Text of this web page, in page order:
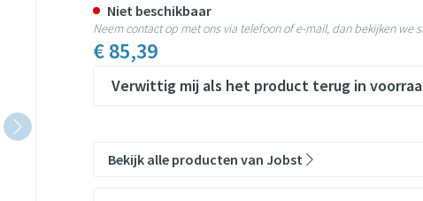
€ 85,39
Verwittig mij als het product terug in
Niet beschikbaar
Neem contact op met ons via telefoon of e-mail, dan bekijken we
Bekijk alle producten van Jobst